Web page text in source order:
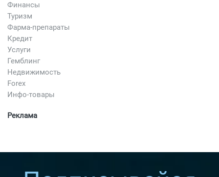
Финансы
Туризм
Фарма-препараты
Кредит
Услуги
Гемблинг
Недвижимость
Forex
Инфо-товары
Реклама